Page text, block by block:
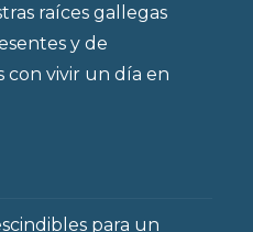
raíces gallegas
y de
con vivir un día en
para un